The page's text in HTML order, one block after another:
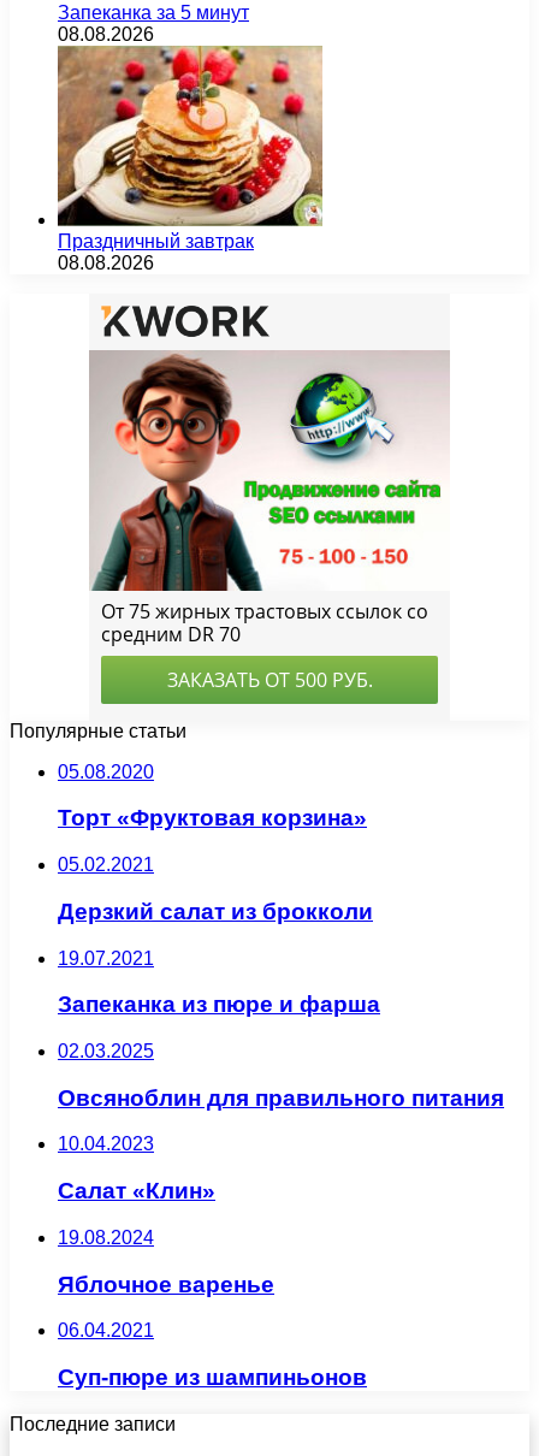
Запеканка за 5 минут
08.08.2026
Праздничный завтрак
08.08.2026
Популярные статьи
05.08.2020
Торт «Фруктовая корзина»
05.02.2021
Дерзкий салат из брокколи
19.07.2021
Запеканка из пюре и фарша
02.03.2025
Овсяноблин для правильного питания
10.04.2023
Салат «Клин»
19.08.2024
Яблочное варенье
06.04.2021
Суп-пюре из шампиньонов
Последние записи